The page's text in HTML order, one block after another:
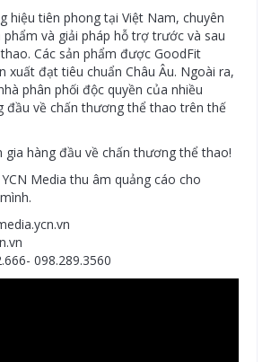
hiệu tiên phong tại Việt Nam, chuyên
phẩm và giải pháp hỗ trợ trước và sau
Các sản phẩm được GoodFit
xuất đạt tiêu chuẩn Châu Âu. Ngoài ra,
phân phối độc quyền của nhiều
đầu về chấn thương thể thao trên thế
gia hàng đầu về chấn thương thể thao!
Media thu âm quảng cáo cho
098.289.3560